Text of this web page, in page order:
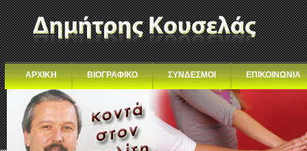
ΑΡΧΙΚΗ ΒΙΟΓΡΑΦΙΚΟ ΣΥΝΔΕΣΜΟΙ ΕΠΙΚΟΙΝΩΝΙΑ